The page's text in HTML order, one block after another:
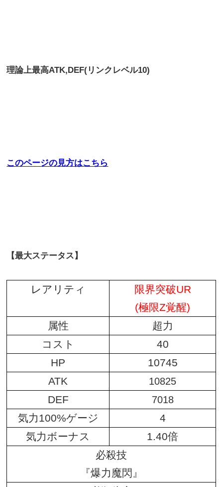
理論上最高ATK,DEF(リンクレベル10)
このページの見方はこちら
【最大ステータス】
レアリテ ィ
限界突破UR
(極限Z覚醒)
属性
超力
コスト
40
HP
10745
ATK
10825
DEF 7018
気力100%ゲージ
4
気力ボーナス
1.40倍
必殺技
『爆力魔閃』